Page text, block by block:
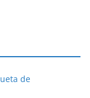
de